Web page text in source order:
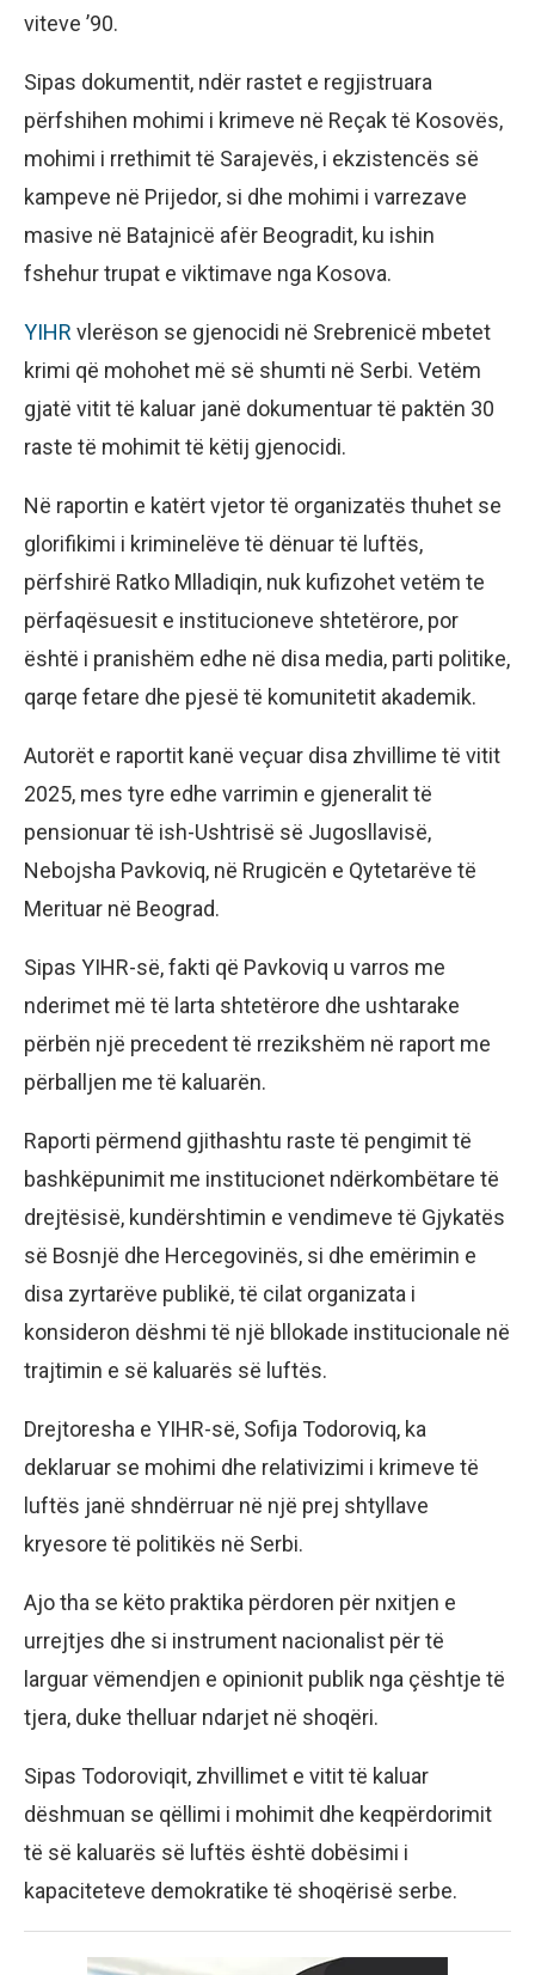
viteve ’90.
Sipas dokumentit, ndër rastet e regjistruara
përfshihen mohimi i krimeve në Reçak të Kosovës,
mohimi i rrethimit të Sarajevës, i ekzistencës së
kampeve në Prijedor, si dhe mohimi i varrezave
masive në Batajnicë afër Beogradit, ku ishin
fshehur trupat e viktimave nga Kosova.
YIHR vlerëson se gjenocidi në Srebrenicë mbetet
krimi që mohohet më së shumti në Serbi. Vetëm
gjatë vitit të kaluar janë dokumentuar të paktën 30
raste të mohimit të këtij gjenocidi.
Në raportin e katërt vjetor të organizatës thuhet se
glorifikimi i kriminelëve të dënuar të luftës,
përfshirë Ratko Mlladiqin, nuk kufizohet vetëm te
përfaqësuesit e institucioneve shtetërore, por
është i pranishëm edhe në disa media, parti politike,
qarqe fetare dhe pjesë të komunitetit akademik.
Autorët e raportit kanë veçuar disa zhvillime të vitit
2025, mes tyre edhe varrimin e gjeneralit të
pensionuar të ish-Ushtrisë së Jugosllavisë,
Nebojsha Pavkoviq, në Rrugicën e Qytetarëve të
Merituar në Beograd.
Sipas YIHR-së, fakti që Pavkoviq u varros me
nderimet më të larta shtetërore dhe ushtarake
përbën një precedent të rrezikshëm në raport me
përballjen me të kaluarën.
Raporti përmend gjithashtu raste të pengimit të
bashkëpunimit me institucionet ndërkombëtare të
drejtësisë, kundërshtimin e vendimeve të Gjykatës
së Bosnjë dhe Hercegovinës, si dhe emërimin e
disa zyrtarëve publikë, të cilat organizata i
konsideron dëshmi të një bllokade institucionale në
trajtimin e së kaluarës së luftës.
Drejtoresha e YIHR-së, Sofija Todoroviq, ka
deklaruar se mohimi dhe relativizimi i krimeve të
luftës janë shndërruar në një prej shtyllave
kryesore të politikës në Serbi.
Ajo tha se këto praktika përdoren për nxitjen e
urrejtjes dhe si instrument nacionalist për të
larguar vëmendjen e opinionit publik nga çështje të
tjera, duke thelluar ndarjet në shoqëri.
Sipas Todoroviqit, zhvillimet e vitit të kaluar
dëshmuan se qëllimi i mohimit dhe keqpërdorimit
të së kaluarës së luftës është dobësimi i
kapaciteteve demokratike të shoqërisë serbe.